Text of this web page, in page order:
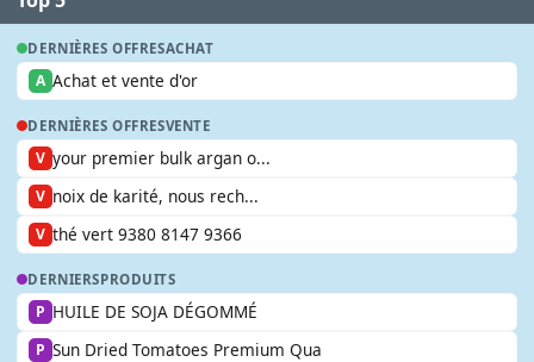
DERNIÈRES OFFRESACHAT
A Achat et vente d'or
DERNIÈRES OFFRESVENTE
V your premier bulk argan o...
V noix de karité, nous rech...
V thé vert 9380 8147 9366
DERNIERSPRODUITS
P HUILE DE SOJA DÉGOMMÉ
P Sun Dried Tomatoes Premium Qua